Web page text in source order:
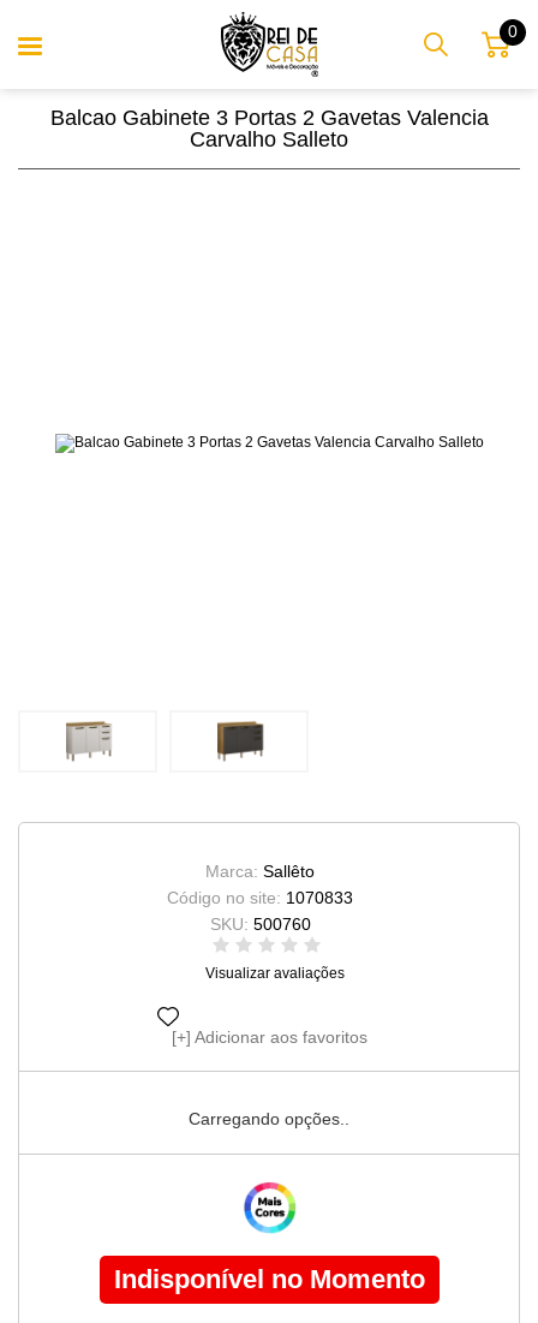
0
Balcao Gabinete 3 Portas 2 Gavetas Valencia
Carvalho Salleto
Marca: Sallêto
Código no site: 1070833
SKU: 500760
Visualizar avaliações
Adicionar aos favoritos
Carregando opções..
Indisponível no Momento